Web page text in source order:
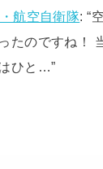
航空自衛隊: “
たのですね！
ひと…”